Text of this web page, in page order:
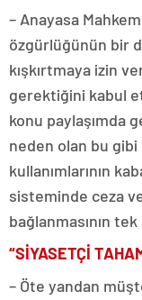
– Anayasa
özgürlüğünün bir
kışkırtmaya izin
gerektiğini kabul
konu paylaşımda
neden olan bu
kullanımlarının
sisteminde ceza
bağlanmasının
“SİYASETÇİ
– Öte yandan